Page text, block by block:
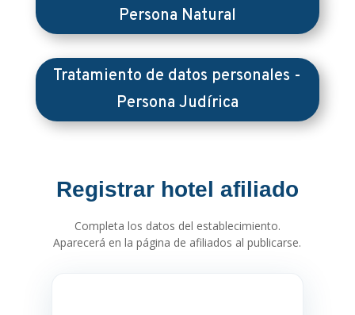
Persona Natural
Tratamiento de datos personales -
Persona Judírica
Registrar hotel afiliado
Completa los datos del establecimiento.
Aparecerá en la página de afiliados al publicarse.